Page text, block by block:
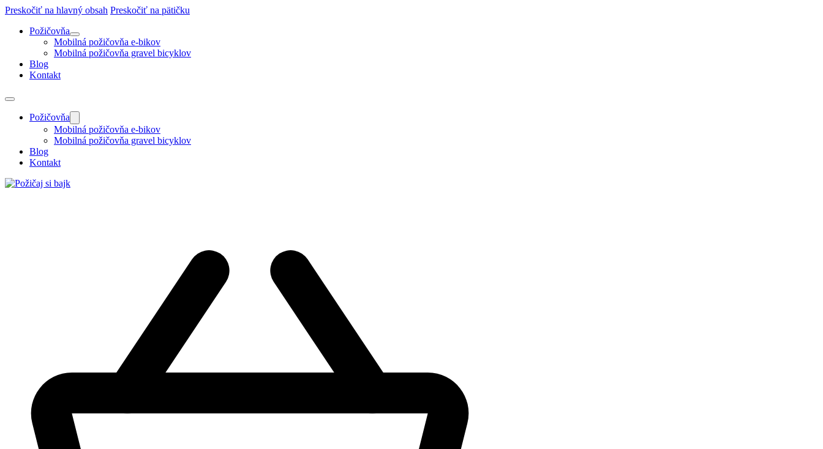
Preskočiť na hlavný obsah Preskočiť na pätičku
Požičovňa
Mobilná požičovňa e-bikov
Mobilná požičovňa gravel bicyklov
Blog
Kontakt
Požičovňa
Mobilná požičovňa e-bikov
Mobilná požičovňa gravel bicyklov
Blog
Kontakt